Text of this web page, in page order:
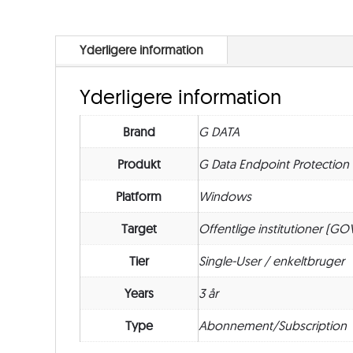
Yderligere information
Yderligere information
Brand G DATA
Produkt G Data Endpoint Protection
Platform Windows
Target Offentlige institutioner
Tier Single-User / enkeltbruger
Years 3 år
Type Abonnement/Subscription